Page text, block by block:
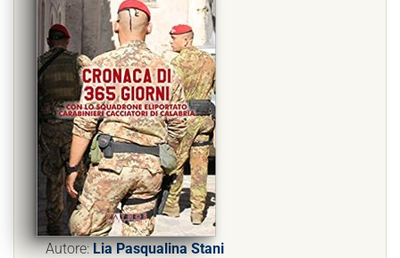
Autore:Lia Pasqualina Stani